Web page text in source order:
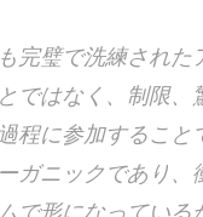
完璧で洗練された
ではなく、制限、
程に参加すること
ガニックであり、
で形になっている